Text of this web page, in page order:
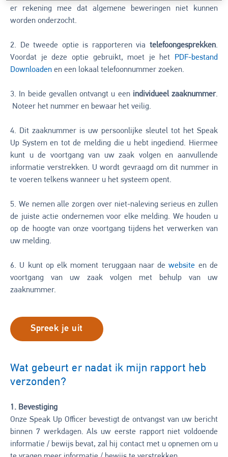
er rekening mee dat algemene beweringen niet kunnen
worden onderzocht.
2. De tweede optie is rapporteren via telefoongesprekken.
Voordat je deze optie gebruikt, moet je het
PDF-bestand
Downloaden en een lokaal telefoonnummer zoeken.
3. In beide gevallen ontvangt u een individueel zaaknummer.
Noteer het nummer en bewaar het veilig.
4. Dit zaaknummer is uw persoonlijke sleutel tot het Speak
Up System en tot de melding die u hebt ingediend. Hiermee
kunt u de voortgang van uw zaak volgen en aanvullende
informatie verstrekken. U wordt gevraagd om dit nummer in
te voeren telkens wanneer u het systeem opent.
5. We nemen alle zorgen over niet-naleving serieus en zullen
de juiste actie ondernemen voor elke melding. We houden u
op de hoogte van onze voortgang tijdens het verwerken van
uw melding.
6. U kunt op elk moment teruggaan naar dewebsite en de
voortgang van uw zaak volgen met behulp van uw
zaaknummer.
Spreek je uit
Wat gebeurt er nadat ik mijn rapport heb
verzonden?
1. Bevestiging
Onze Speak Up Officer bevestigt de ontvangst van uw bericht
binnen 7 werkdagen. Als uw eerste rapport niet voldoende
informatie / bewijs bevat, zal hij contact met u opnemen om u